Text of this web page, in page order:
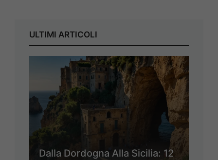
ULTIMI ARTICOLI
Dalla Dordogna Alla Sicilia: 12